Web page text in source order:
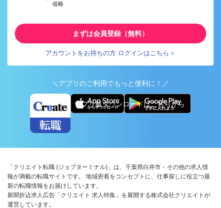
省略
まずは会員登録（無料）
アカウントをお持ちの方 ログインはこちら＞
＼アプリのご利用でもっと便利に！／
アプリ版ダウンロードはこちらから
「クリエイト転職 (ジョブターミナル)」は、千葉県白井市・その他の求人情
報が満載の転職サイトです。 地域密着をコンセプトに、仕事探しに役立つ最
新の転職情報をお届けしています。
新聞折込求人広告「クリエイト 求人特集」を展開する株式会社クリエイトが
運営しています。